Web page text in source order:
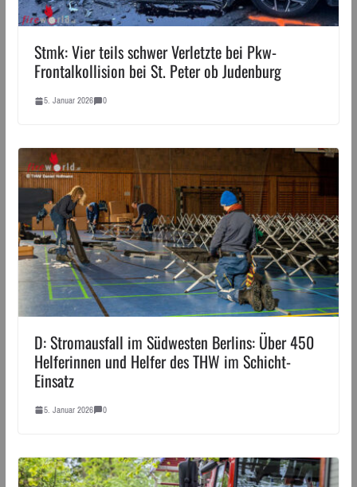
Stmk: Vier teils schwer Verletzte bei Pkw-
Frontalkollision bei St. Peter ob Judenburg
5. Januar 2026 0
D: Stromausfall im Südwesten Berlins: Über 450
Helferinnen und Helfer des THW im Schicht-
Einsatz
5. Januar 2026 0